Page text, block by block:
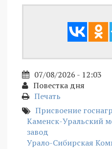
07/08/2026 - 12:03
Повестка дня
Печать
Присвоение
Каменск-Уральский
завод
Урало-Сибирская